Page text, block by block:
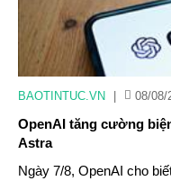
BAOTINTUC.VN 08/08/
OpenAI tăng cường
Astra
Ngày 7/8, OpenAI cho